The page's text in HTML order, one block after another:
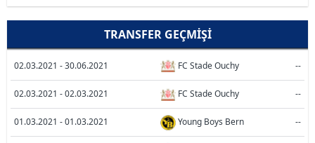
TRANSFER GEÇMIŞI
02.03.2021 - 30.06.2021 FC Stade Ouchy --
02.03.2021 - 02.03.2021 FC Stade Ouchy --
01.03.2021 - 01.03.2021 Young Boys Bern --